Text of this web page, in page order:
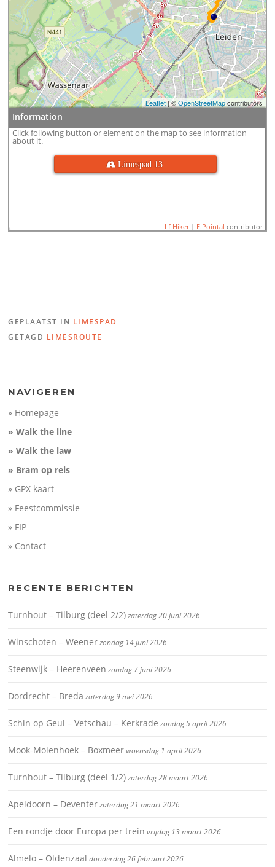
Leaflet| ©OpenStreetMapcontributors
 Limespad 13
50
Elevation (m)
Information
Click following button or element on the map to see information
about it.
Lf Hiker| E.Pointal contributor
GEPLAATST IN LIMESPAD
GETAGD LIMESROUTE
NAVIGEREN
» Homepage
» Walk the line
» Walk the law
» Bram op reis
» GPX kaart
» Feestcommissie
» FIP
» Contact
RECENTE BERICHTEN
Turnhout – Tilburg (deel 2/2)zaterdag 20 juni 2026
Winschoten – Weenerzondag 14 juni 2026
Steenwijk – Heerenveen zondag 7 juni 2026
Dordrecht – Breda zaterdag 9 mei 2026
Schin op Geul – Vetschau – Kerkrade zondag 5 april 2026
Mook-Molenhoek – Boxmeerwoensdag 1 april 2026
Turnhout – Tilburg (deel 1/2)zaterdag 28 maart 2026
Apeldoorn – Deventerzaterdag 21 maart 2026
Een rondje door Europa per trein vrijdag 13 maart 2026
Almelo – Oldenzaal donderdag 26 februari 2026